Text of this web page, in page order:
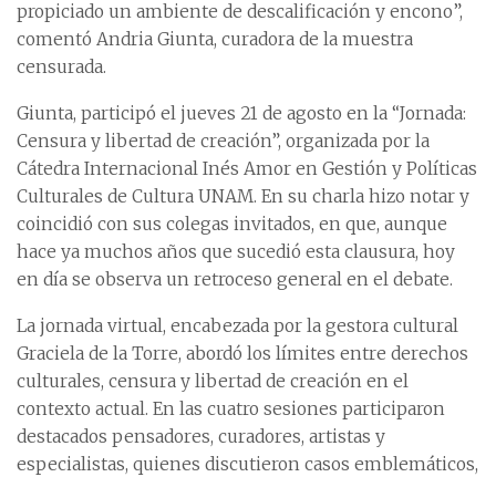
propiciado un ambiente de descalificación y encono”,
comentó Andria Giunta, curadora de la muestra
censurada.
Giunta, participó el jueves 21 de agosto en la “Jornada:
Censura y libertad de creación”, organizada por la
Cátedra Internacional Inés Amor en Gestión y Políticas
Culturales de Cultura UNAM. En su charla hizo notar y
coincidió con sus colegas invitados, en que, aunque
hace ya muchos años que sucedió esta clausura, hoy
en día se observa un retroceso general en el debate.
La jornada virtual, encabezada por la gestora cultural
Graciela de la Torre, abordó los límites entre derechos
culturales, censura y libertad de creación en el
contexto actual. En las cuatro sesiones participaron
destacados pensadores, curadores, artistas y
especialistas, quienes discutieron casos emblemáticos,